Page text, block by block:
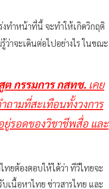
ทำหน้าที่นี้ จะทำให้เกิดวิกฤติ
าจะเดินต่อไปอย่างไร ในขณะ
ต กรรมการ กสทช. เคย
ถามที่สะเทือนทั้งวงการ
ยู่รอดของวิชาชีพสื่อ และ
ยต้องตอบให้ได้ว่า ทีวีไทยจะ
นื้อหาไทย ข่าวสารไทย และ